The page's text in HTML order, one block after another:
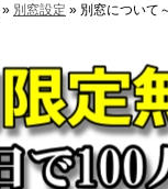
» 別窓設定 » 別窓について